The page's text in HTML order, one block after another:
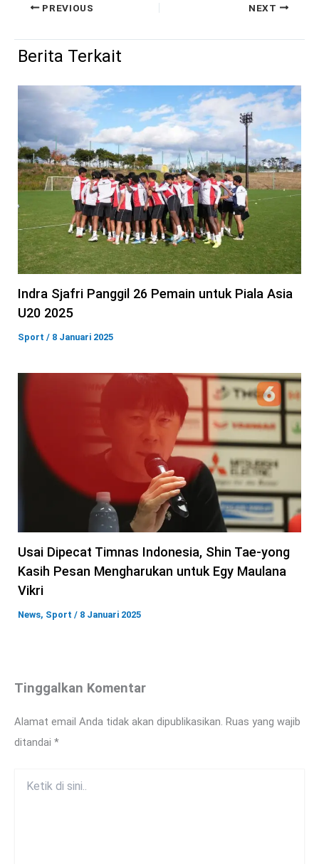
PREVIOUS NEXT
Berita Terkait
Indra Sjafri Panggil 26 Pemain untuk Piala Asia
U20 2025
Sport / 8 Januari 2025
Usai Dipecat Timnas Indonesia, Shin Tae-yong
Kasih Pesan Mengharukan untuk Egy Maulana
Vikri
News, Sport / 8 Januari 2025
Tinggalkan Komentar
Alamat email Anda tidak akan dipublikasikan. Ruas yang wajib
ditandai *